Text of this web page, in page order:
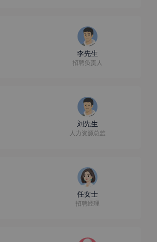
李先生
招聘负责人
刘先生
人力资源总监
任女士
招聘经理